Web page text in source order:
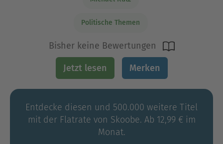
Politische Themen
Bisher keine Bewertungen
Jetzt lesen Merken
Entdecke diesen und 500.000 weitere Titel
mit der Flatrate von Skoobe. Ab 12,99 € im
Monat.